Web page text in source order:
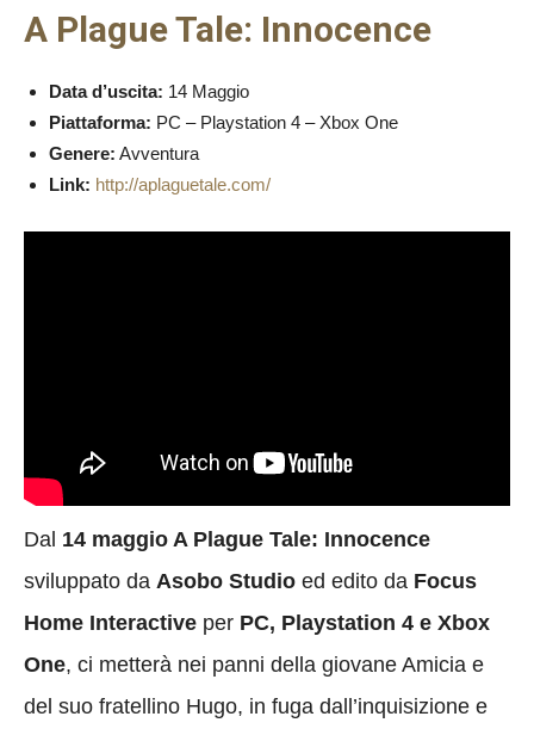
A Plague Tale: Innocence
Data d’uscita: 14 Maggio
Piattaforma: PC – Playstation 4 – Xbox One
Genere: Avventura
Link: http://aplaguetale.com/
Dal 14 maggio A Plague Tale: Innocence
sviluppato da Asobo Studio ed edito da Focus
Home Interactive per PC, Playstation 4 e Xbox
One, ci metterà nei panni della giovane Amicia e
del suo fratellino Hugo, in fuga dall’inquisizione e